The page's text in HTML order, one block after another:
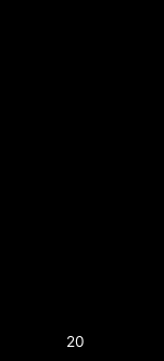
20